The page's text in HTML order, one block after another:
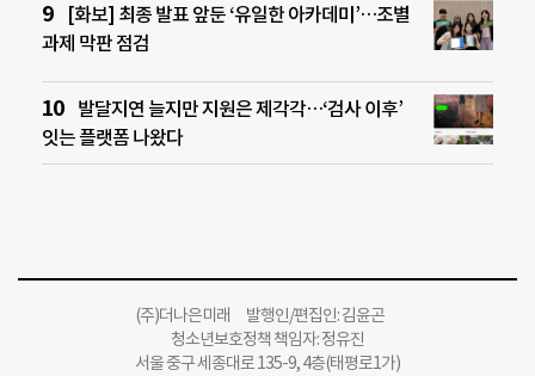
[화보] 최종 발표 앞둔 ‘유일한 아카데미’…조별
과제 막판 점검
발달지연 늘지만 지원은 제각각…‘검사 이후’
잇는 플랫폼 나왔다
(주)더나은미래 발행인/편집인: 김윤곤
청소년보호정책 책임자: 정유진
서울 중구 세종대로 135-9, 4층(태평로1가)